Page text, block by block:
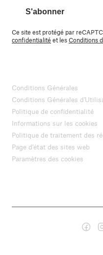
S'abonner
Ce site est protégé par
confidentialité et lesConditions
Conditions Générales
Conditions Générales
Politique de confidentialité
Informations sur les cookies
Politique de traitement des
Page d'état des sites web
Paramètres des cookies